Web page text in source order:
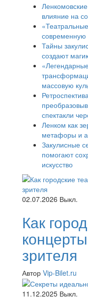
влияние на
современную
Тайны
создают
массовую
спектакли
Ленком как
метафоры и
Закулисные
помогают
искусство
02.07.2026 Выкл.
Как
зрителя
Автор Vip-Bilet.ru
11.12.2025 Выкл.